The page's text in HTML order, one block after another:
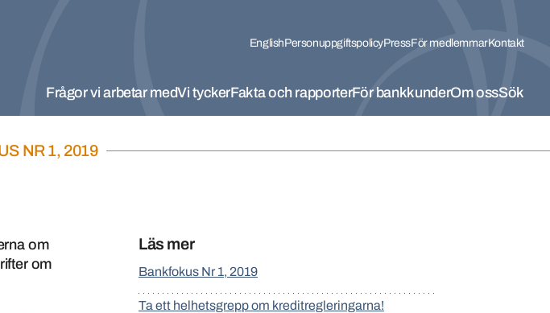
EnglishPersonuppgiftspolicyPressFör medlemmarKontakt
Frågor vi arbetar medVi tyckerFakta och rapporterFör bankkunderOm ossSök
NR 1, 2019
om
om
Läs mer
Bankfokus Nr 1, 2019
Ta ett helhetsgrepp om kreditregleringarna!